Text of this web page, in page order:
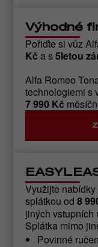
Výhodné
Pořiďte si vůz
Kč a s5letou
Alfa Romeo
technologiemi s
7 990 Kč
Využijte
splátkou od8
jiných vstupních
Splátka mimo
Povinné